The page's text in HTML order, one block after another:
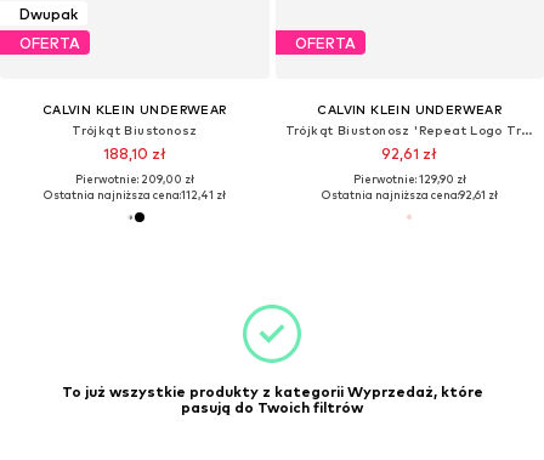
Dwupak
OFERTA
CALVIN KLEIN UNDERWEAR
Trójkąt Biustonosz
188,10 zł
Pierwotnie: 209,00 zł
Ostatnia najniższa cena:112,41 zł
OFERTA
CALVIN KLEIN UNDERWEAR
Trójkąt Biustonosz 'Repeat Logo Triangle Bralette'
92,61 zł
Pierwotnie: 129,90 zł
Ostatnia najniższa cena:92,61 zł
To już wszystkie produkty z kategorii Wyprzedaż, które
pasują do Twoich filtrów